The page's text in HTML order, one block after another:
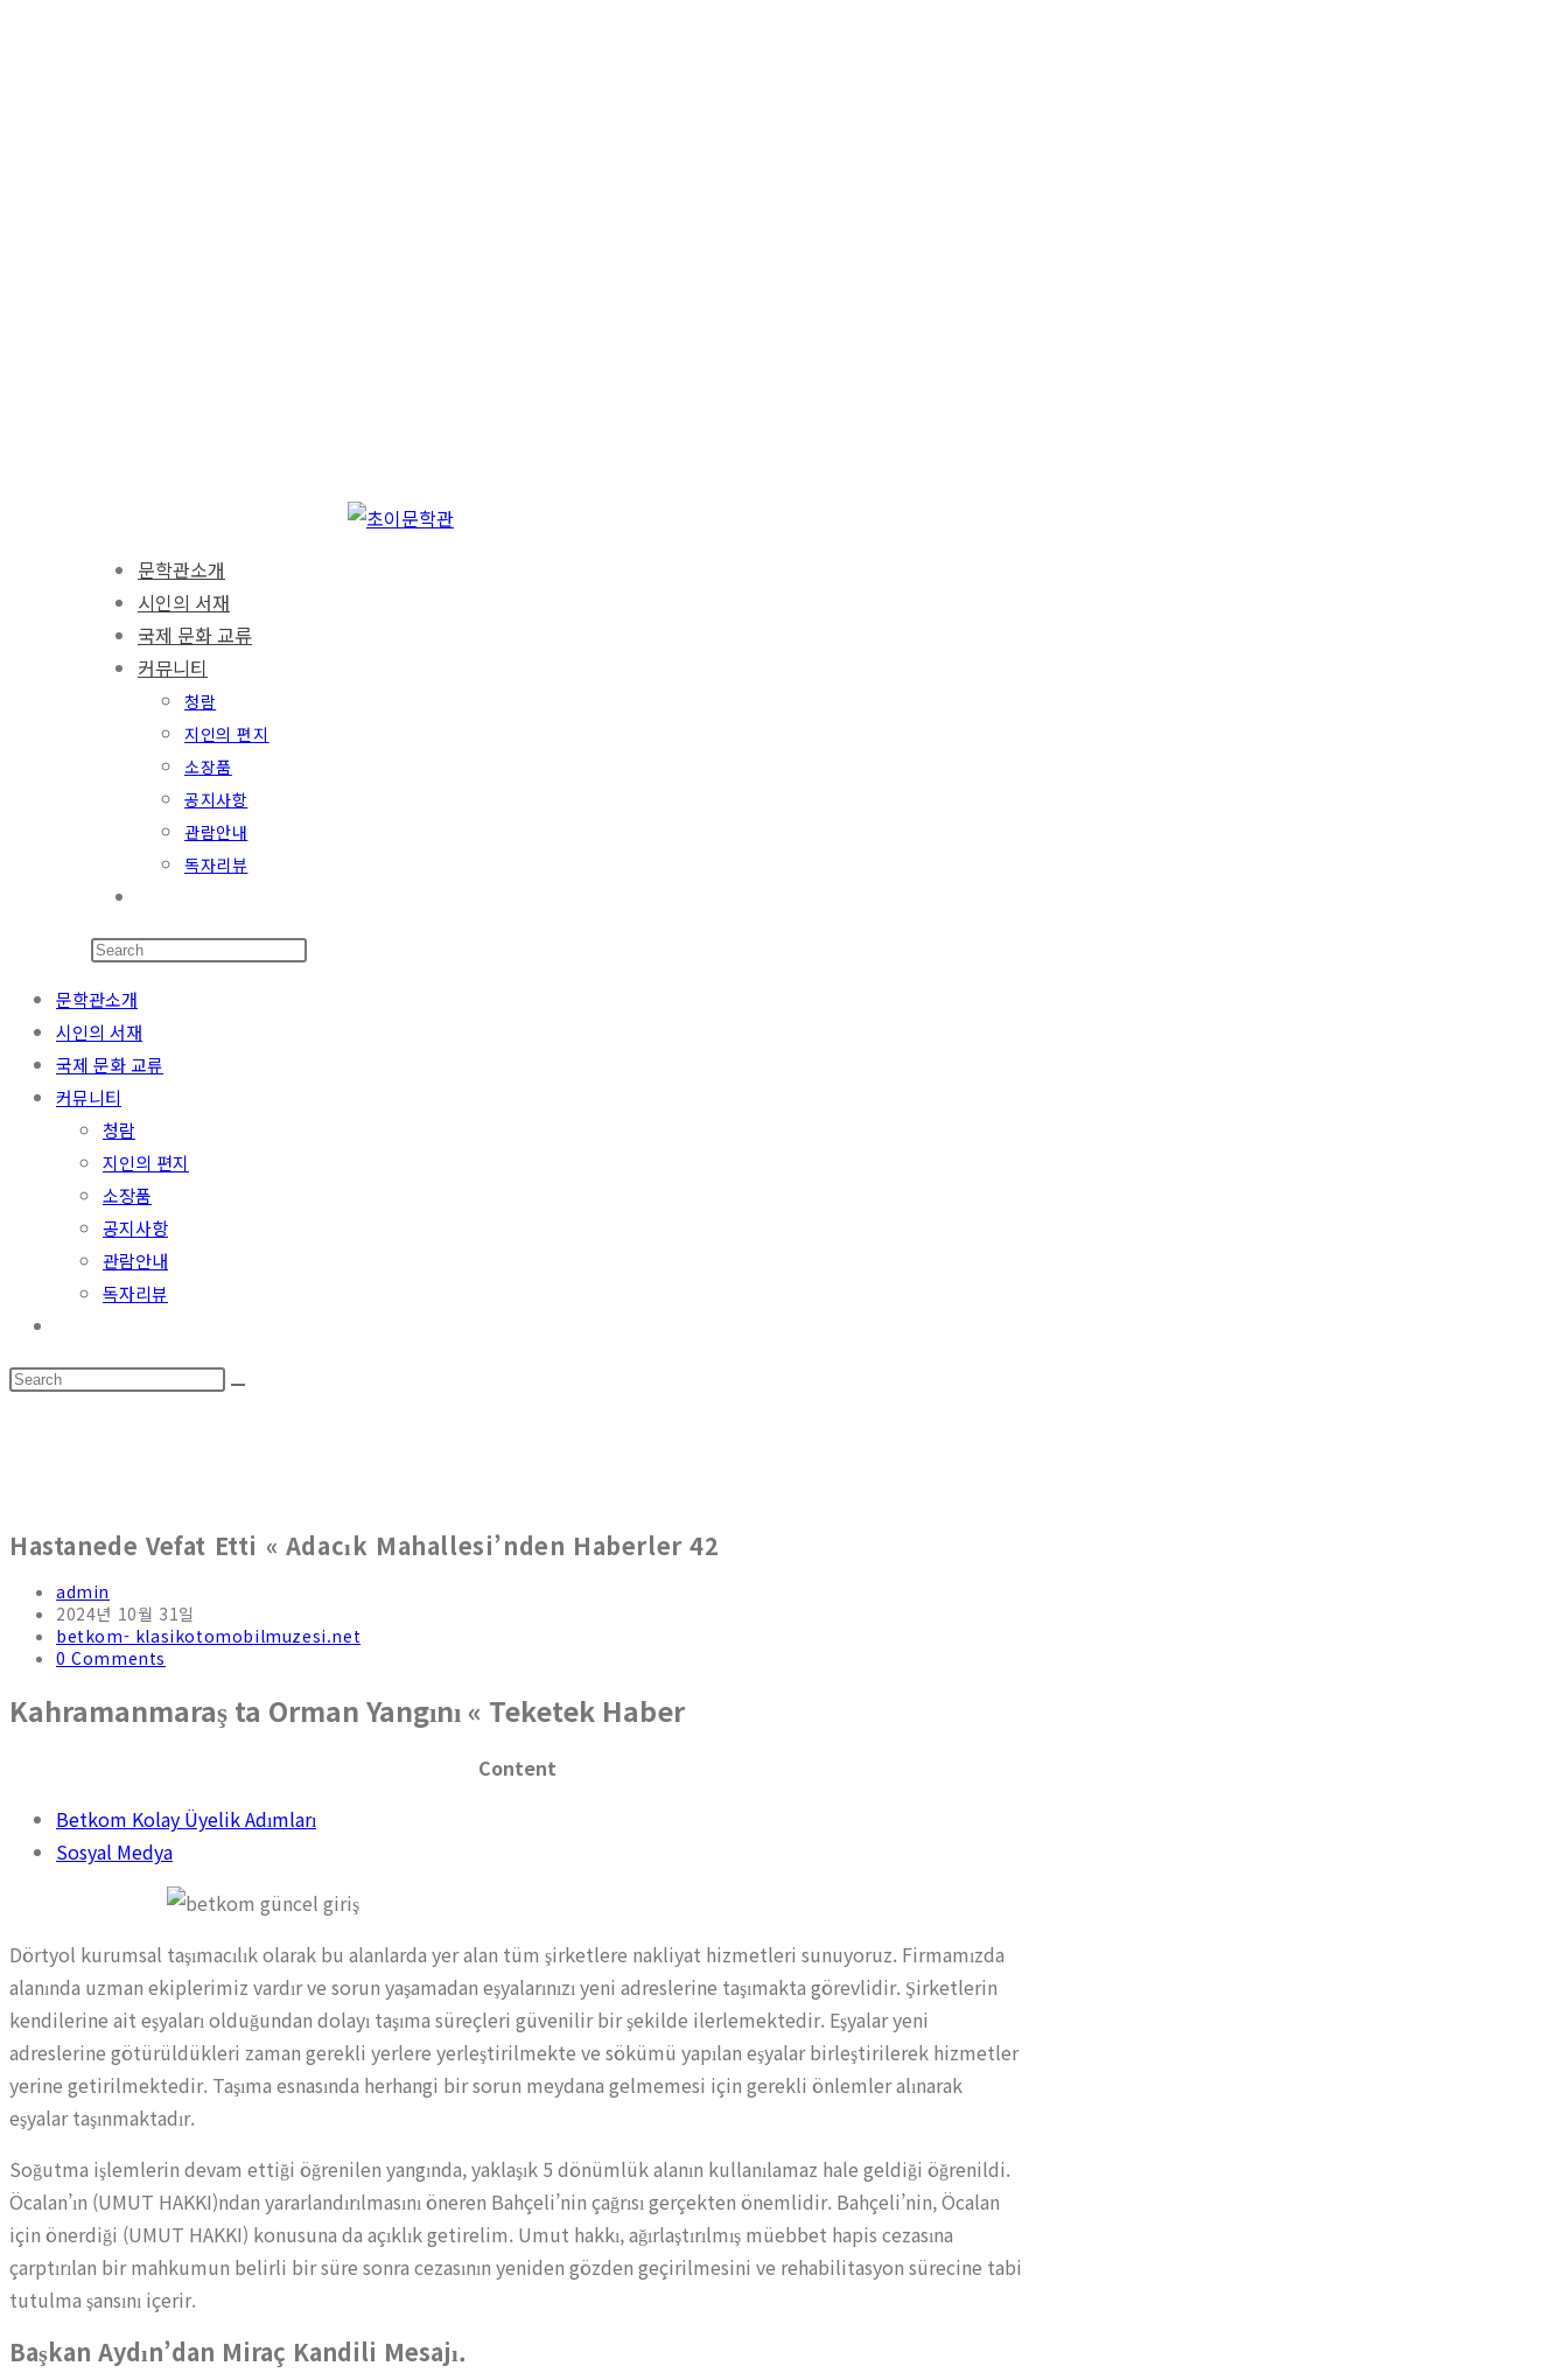
문학관소개
시인의 서재
국제 문화 교류
커뮤니티
청람
지인의 편지
소장품
공지사항
관람안내
독자리뷰
문학관소개
시인의 서재
국제 문화 교류
커뮤니티
청람
지인의 편지
소장품
공지사항
관람안내
독자리뷰
Hastanede Vefat Etti « Adacık Mahallesi’nden Haberler 42
admin
2024년 10월 31일
betkom- klasikotomobilmuzesi.net
0 Comments
Kahramanmaraş ta Orman Yangını « Teketek Haber
Content
Betkom Kolay Üyelik Adımları
Sosyal Medya
Dörtyol kurumsal taşımacılık olarak bu alanlarda yer alan tüm şirketlere nakliyat hizmetleri sunuyoruz. Firmamızda
alanında uzman ekiplerimiz vardır ve sorun yaşamadan eşyalarınızı yeni adreslerine taşımakta görevlidir. Şirketlerin
kendilerine ait eşyaları olduğundan dolayı taşıma süreçleri güvenilir bir şekilde ilerlemektedir. Eşyalar yeni
adreslerine götürüldükleri zaman gerekli yerlere yerleştirilmekte ve sökümü yapılan eşyalar birleştirilerek hizmetler
yerine getirilmektedir. Taşıma esnasında herhangi bir sorun meydana gelmemesi için gerekli önlemler alınarak
eşyalar taşınmaktadır.
Soğutma işlemlerin devam ettiği öğrenilen yangında, yaklaşık 5 dönümlük alanın kullanılamaz hale geldiği öğrenildi.
Öcalan’ın (UMUT HAKKI)ndan yararlandırılmasını öneren Bahçeli’nin çağrısı gerçekten önemlidir. Bahçeli’nin, Öcalan
için önerdiği (UMUT HAKKI) konusuna da açıklık getirelim. Umut hakkı, ağırlaştırılmış müebbet hapis cezasına
çarptırılan bir mahkumun belirli bir süre sonra cezasının yeniden gözden geçirilmesini ve rehabilitasyon sürecine tabi
tutulma şansını içerir.
Başkan Aydın’dan Miraç Kandili Mesajı.